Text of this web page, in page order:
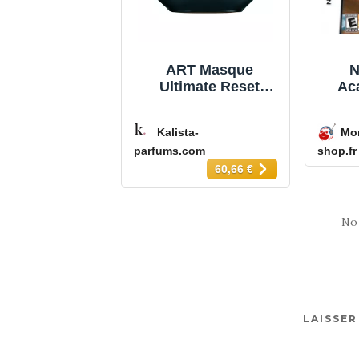
ART Masque
Ultimate Reset
Kalista-
parfums.com
60,66 €
shop.fr